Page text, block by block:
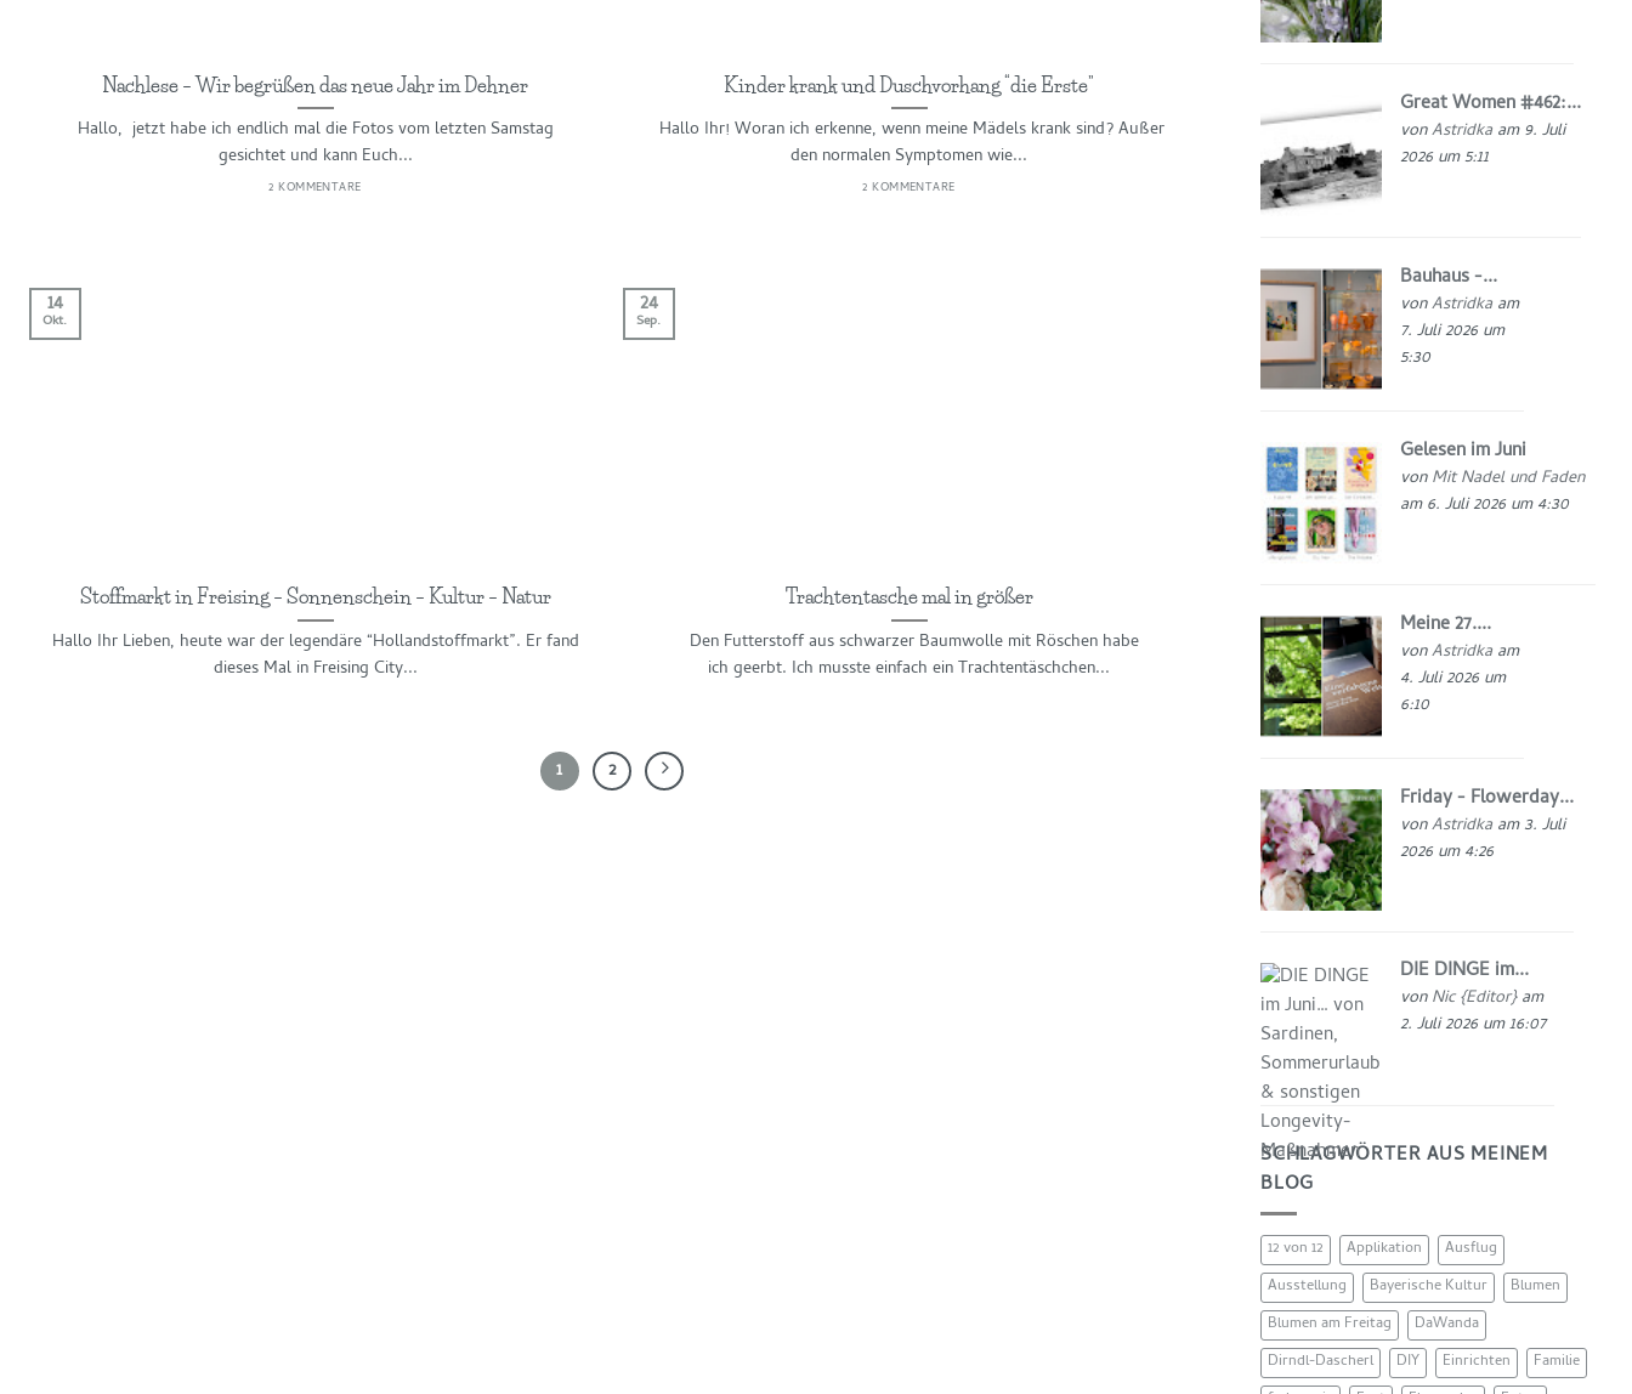
Nachlese – Wir begrüßen das neue Jahr im Dehner
Hallo, jetzt habe ich endlich mal die Fotos vom letzten Samstag
gesichtet und kann Euch...
2 KOMMENTARE
Kinder krank und Duschvorhang “die Erste”
Hallo Ihr! Woran ich erkenne, wenn meine Mädels krank sind? Außer
den normalen Symptomen wie...
2 KOMMENTARE
Stoffmarkt in Freising – Sonnenschein – Kultur – Natur
Hallo Ihr Lieben, heute war der legendäre “Hollandstoffmarkt”. Er fand
dieses Mal in Freising City...
14
Okt.
Trachtentasche mal in größer
Den Futterstoff aus schwarzer Baumwolle mit Röschen habe
ich geerbt. Ich musste einfach ein Trachtentäschchen...
24
Sep.
1 2
Great Women #462:...
vonAstridka am 9. Juli
2026 um 5:11
Bauhaus -...
vonAstridka am
7. Juli 2026 um
5:30
Gelesen im Juni
vonMit Nadel und Faden
am 6. Juli 2026 um 4:30
Meine 27....
vonAstridka am
4. Juli 2026 um
6:10
Friday - Flowerday...
vonAstridka am 3. Juli
2026 um 4:26
DIE DINGE im...
vonNic {Editor}am
2. Juli 2026 um 16:07
SCHLAGWÖRTER AUS MEINEM
BLOG
12 von 12 Applikation
Ausflug
Ausstellung
Bayerische Kultur
Blumen
Blumen am Freitag
DaWanda
Dirndl-Dascherl
DIY Einrichten
Familie